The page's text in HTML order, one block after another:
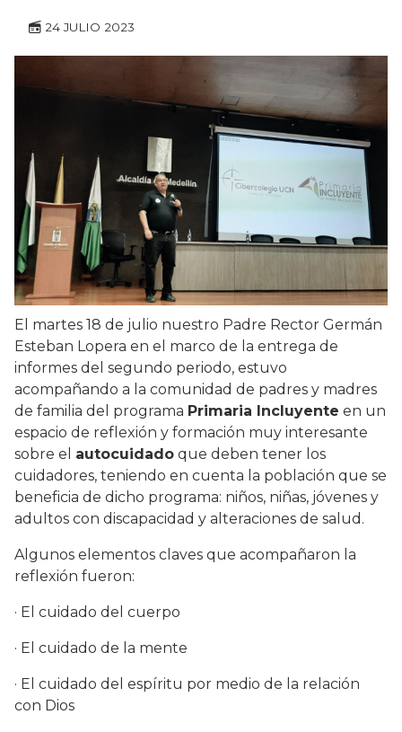
24 JULIO 2023
El martes 18 de julio nuestro Padre Rector Germán
Esteban Lopera en el marco de la entrega de
informes del segundo periodo, estuvo
acompañando a la comunidad de padres y madres
de familia del programa Primaria Incluyente en un
espacio de reflexión y formación muy interesante
sobre el autocuidado que deben tener los
cuidadores, teniendo en cuenta la población que se
beneficia de dicho programa: niños, niñas, jóvenes y
adultos con discapacidad y alteraciones de salud.
Algunos elementos claves que acompañaron la
reflexión fueron:
· El cuidado del cuerpo
· El cuidado de la mente
· El cuidado del espíritu por medio de la relación
con Dios